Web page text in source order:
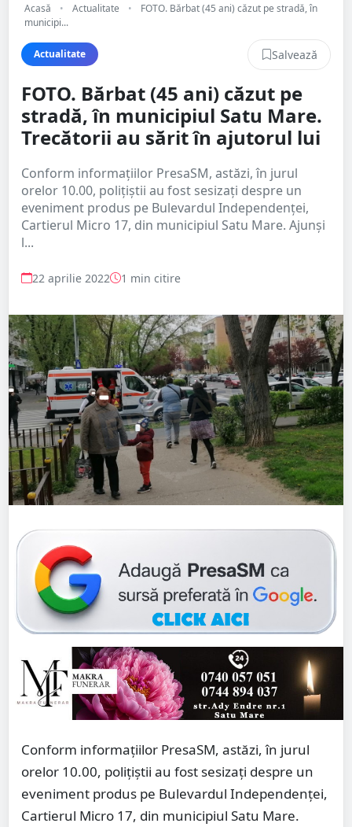
Acasă • Actualitate •
FOTO. Bărbat (45 ani) căzut pe stradă, în
municipi...
Actualitate Salvează
FOTO. Bărbat (45 ani) căzut pe
stradă, în municipiul Satu Mare.
Trecătorii au sărit în ajutorul lui
Conform informațiilor PresaSM, astăzi, în jurul
orelor 10.00, polițiștii au fost sesizați despre un
eveniment produs pe Bulevardul Independenței,
Cartierul Micro 17, din municipiul Satu Mare. Ajunși
l...
22 aprilie 2022 1 min citire
Conform informațiilor PresaSM, astăzi, în jurul
orelor 10.00, polițiștii au fost sesizați despre un
eveniment produs pe Bulevardul Independenței,
Cartierul Micro 17, din municipiul Satu Mare.